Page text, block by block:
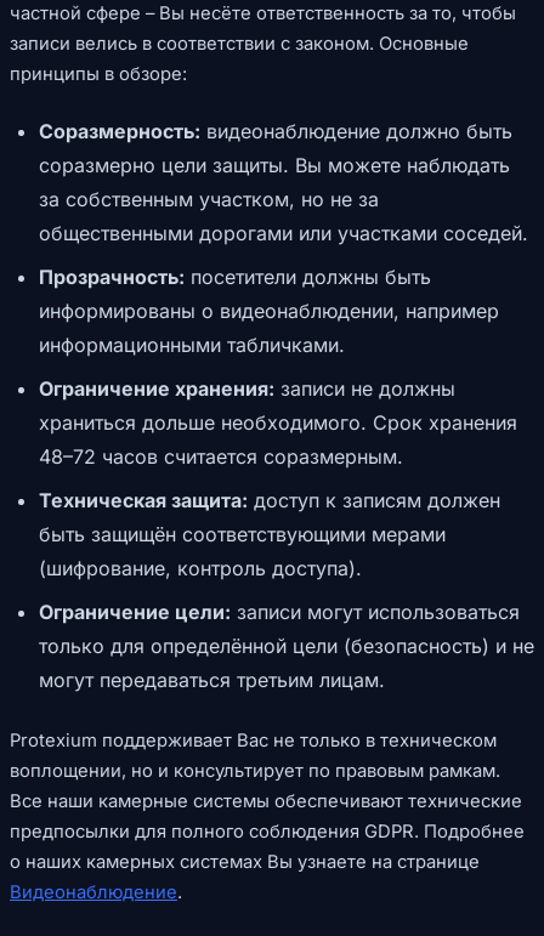
частной сфере – Вы несёте ответственность за то, чтобы
записи велись в соответствии с законом. Основные
принципы в обзоре:
Соразмерность: видеонаблюдение должно быть
соразмерно цели защиты. Вы можете наблюдать
за собственным участком, но не за
общественными дорогами или участками соседей.
Прозрачность: посетители должны быть
информированы о видеонаблюдении, например
информационными табличками.
Ограничение хранения: записи не должны
храниться дольше необходимого. Срок хранения
48–72 часов считается соразмерным.
Техническая защита: доступ к записям должен
быть защищён соответствующими мерами
(шифрование, контроль доступа).
Ограничение цели: записи могут использоваться
только для определённой цели (безопасность) и не
могут передаваться третьим лицам.
Protexium поддерживает Вас не только в техническом
воплощении, но и консультирует по правовым рамкам.
Все наши камерные системы обеспечивают технические
предпосылки для полного соблюдения GDPR. Подробнее
о наших камерных системах Вы узнаете на странице
Видеонаблюдение.